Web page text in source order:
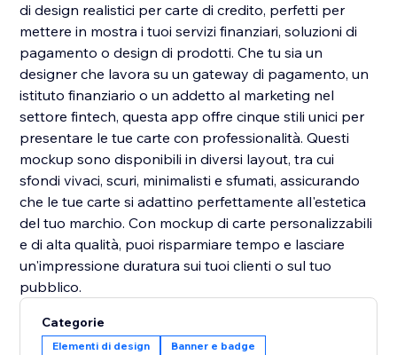
di design realistici per carte di credito, perfetti per
mettere in mostra i tuoi servizi finanziari, soluzioni di
pagamento o design di prodotti. Che tu sia un
designer che lavora su un gateway di pagamento, un
istituto finanziario o un addetto al marketing nel
settore fintech, questa app offre cinque stili unici per
presentare le tue carte con professionalità. Questi
mockup sono disponibili in diversi layout, tra cui
sfondi vivaci, scuri, minimalisti e sfumati, assicurando
che le tue carte si adattino perfettamente all'estetica
del tuo marchio. Con mockup di carte personalizzabili
e di alta qualità, puoi risparmiare tempo e lasciare
un'impressione duratura sui tuoi clienti o sul tuo
pubblico.
Categorie
Elementi di design Banner e badge